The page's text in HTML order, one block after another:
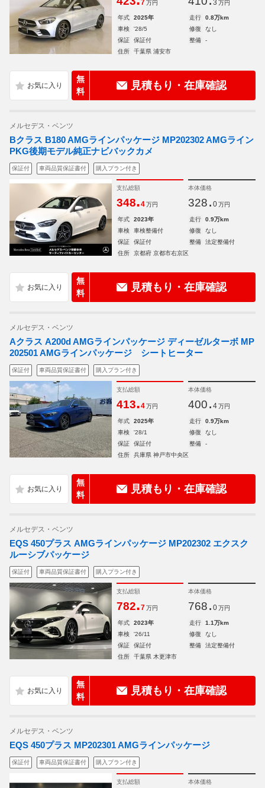
7 万円 3 万円
年式 2025年 走行
0.8万km
車検
'28/5 修復
なし
保証
保証付 整備
-
住所
千葉県 浦安市
無
料
見積もり・在庫確認
メルセデス・ベンツ
Bクラス B180 AMGラインパッケージ MP202302 AMGライン
PKG後期モデル純正ナビバックカメ
保証付 車両品質保証書付 購入プラン付き
支払総額
348.4 万円
本体価格
328. 0 万円
年式 2023年 走行
0.9万km
車検
車検整備付 修復
なし
保証
保証付 整備
法定整備付
住所
京都府 京都市右京区
無
料
見積もり・在庫確認
メルセデス・ベンツ
Aクラス A200d AMGラインパッケージ ディーゼルターボ MP
202501 AMGラインパッケージ シートヒーター
保証付 車両品質保証書付 購入プラン付き
支払総額
413.4 万円
本体価格
400. 4 万円
年式 2025年 走行
0.9万km
車検
'28/1 修復
なし
保証
保証付 整備
-
住所
兵庫県 神戸市中央区
無
料
見積もり・在庫確認
メルセデス・ベンツ
EQS 450プラス AMGラインパッケージ MP202302 エクスク
ルーシブパッケージ
保証付 車両品質保証書付 購入プラン付き
支払総額
782.7 万円
本体価格
768. 0 万円
年式 2023年 走行
1.1万km
車検
'26/11 修復
なし
保証
保証付 整備
法定整備付
住所
千葉県 木更津市
無
料
見積もり・在庫確認
メルセデス・ベンツ
EQS 450プラス MP202301 AMGラインパッケージ
保証付 車両品質保証書付 購入プラン付き
支払総額 本体価格